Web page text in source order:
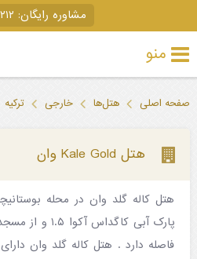
مشاوره رایگان:
منو
تور
لحظه
صفحه اصلی هتل‌ها خارجی ترکیه
هتل Kale Gold وان
هتل کاله گلد وان در محله
فاصله دارد . هتل کاله گلد وان